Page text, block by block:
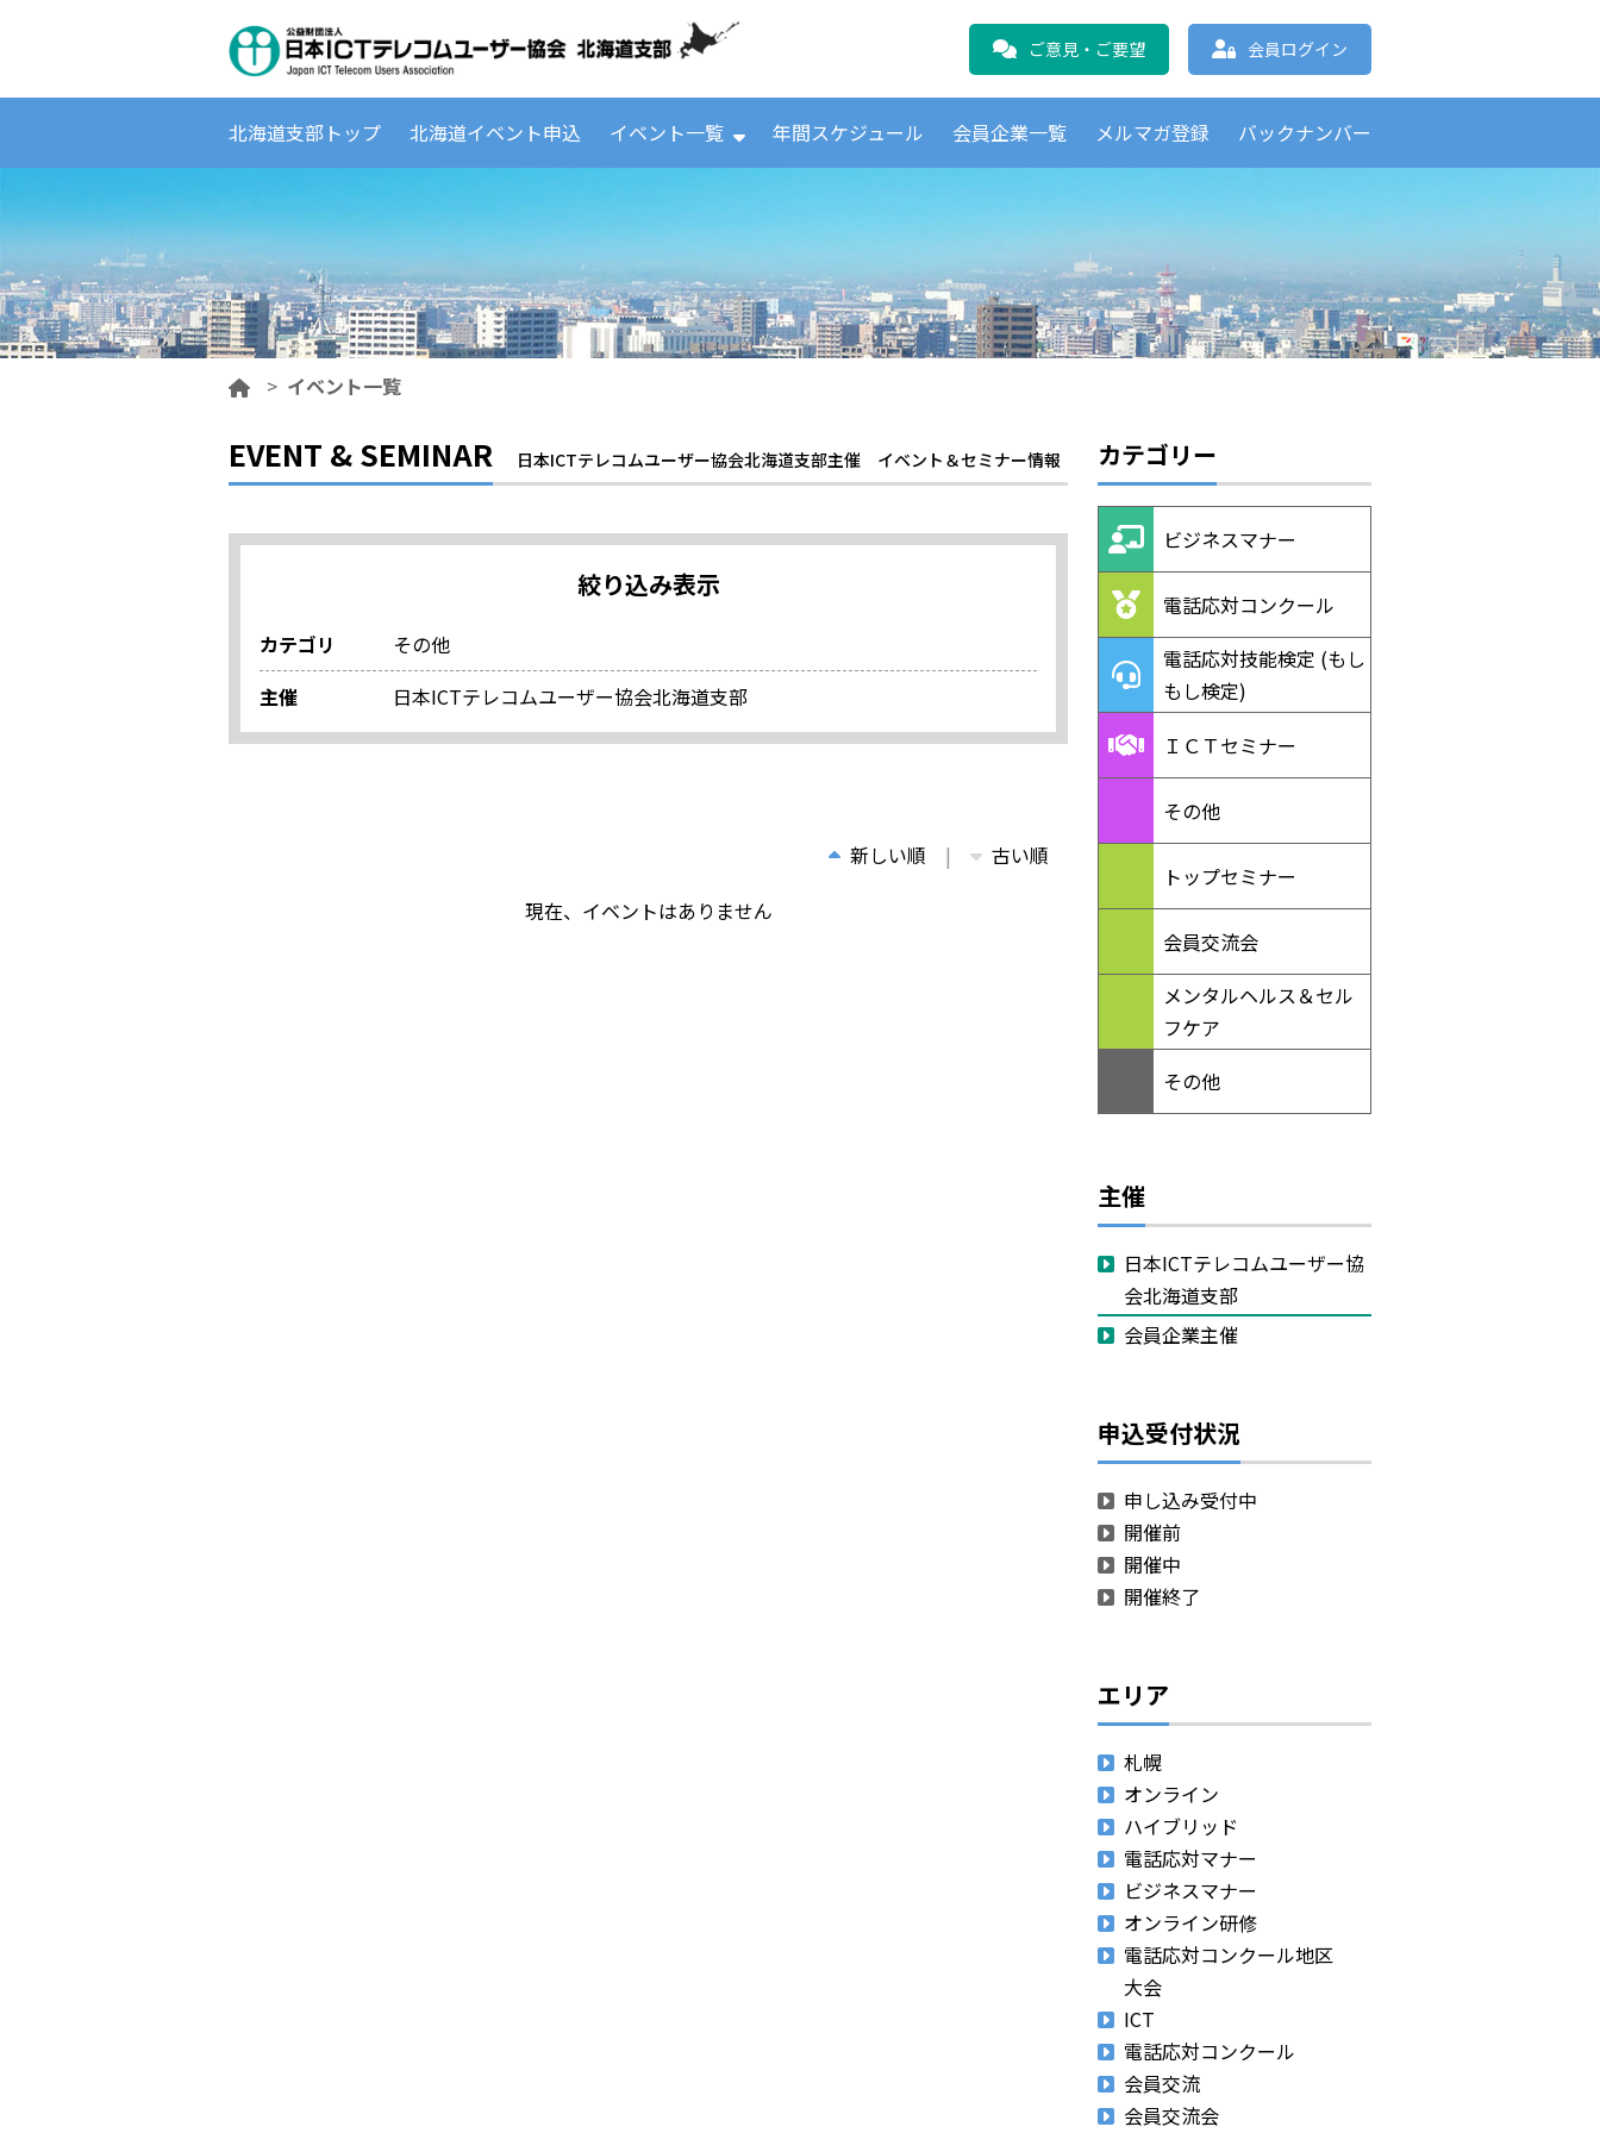
公益財団法人日本ICTテレコムユーザ協会 北海道支部
ご意見・ご要望 会員ログイン
北海道支部トップ 北海道イベント申込 イベント一覧 年間スケジュール 会員企業一覧 メルマガ登録 バックナンバー
> イベント一覧
EVENT & SEMINAR 日本ICTテレコムユーザー協会北海道支部主催 イベント＆セミナー情報
絞り込み表示
カテゴリ
その他
主催
日本ICTテレコムユーザー協会北海道支部
新しい順
古い順
現在、イベントはありません
カテゴリー
ビジネスマナー
電話応対コンクール
電話応対技能検定 (もし
もし検定)
ＩＣＴセミナー
その他
トップセミナー
会員交流会
メンタルヘルス＆セル
フケア
その他
主催
日本ICTテレコムユーザー協
会北海道支部
会員企業主催
申込受付状況
申し込み受付中
開催前
開催中
開催終了
エリア
札幌
オンライン
ハイブリッド
電話応対マナー
ビジネスマナー
オンライン研修
電話応対コンクール地区
大会
ICT
電話応対コンクール
会員交流
会員交流会